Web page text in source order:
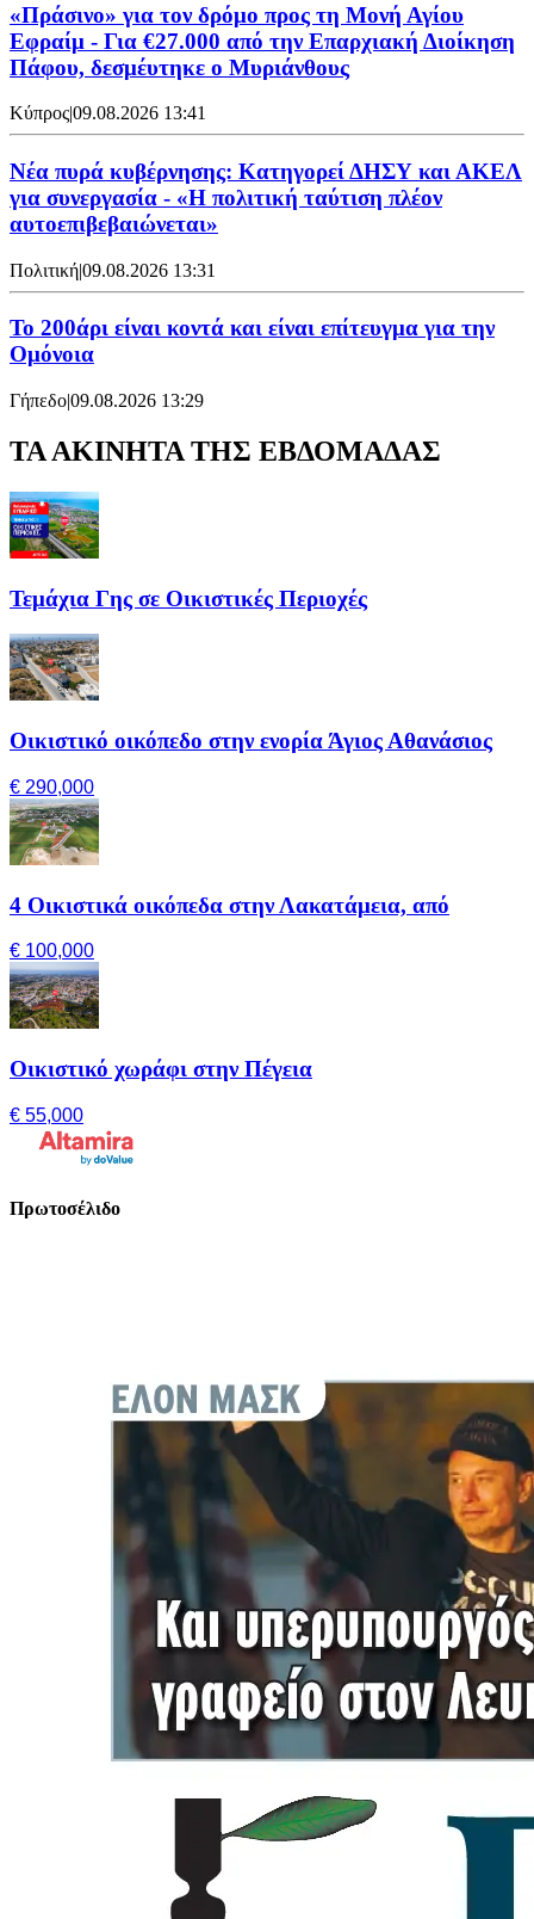
«Πράσινο» για τον δρόμο προς τη Μονή Αγίου
Εφραίμ - Για €27.000 από την Επαρχιακή Διοίκηση
Πάφου, δεσμέυτηκε ο Μυριάνθους
Κύπρος|09.08.2026 13:41
Νέα πυρά κυβέρνησης: Κατηγορεί ΔΗΣΥ και ΑΚΕΛ
για συνεργασία - «Η πολιτική ταύτιση πλέον
αυτοεπιβεβαιώνεται»
Πολιτική|09.08.2026 13:31
Το 200άρι είναι κοντά και είναι επίτευγμα για την
Ομόνοια
Γήπεδο|09.08.2026 13:29
ΤΑ ΑΚΙΝΗΤΑ ΤΗΣ ΕΒΔΟΜΑΔΑΣ
Τεμάχια Γης σε Οικιστικές Περιοχές
Οικιστικό οικόπεδο στην ενορία Άγιος Αθανάσιος
€ 290,000
4 Οικιστικά οικόπεδα στην Λακατάμεια, από
€ 100,000
Οικιστικό χωράφι στην Πέγεια
€ 55,000
Πρωτοσέλιδο